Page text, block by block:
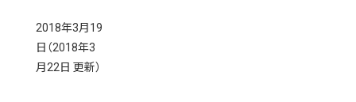
2018年3月19
日 （2018年3
月22日 更新）